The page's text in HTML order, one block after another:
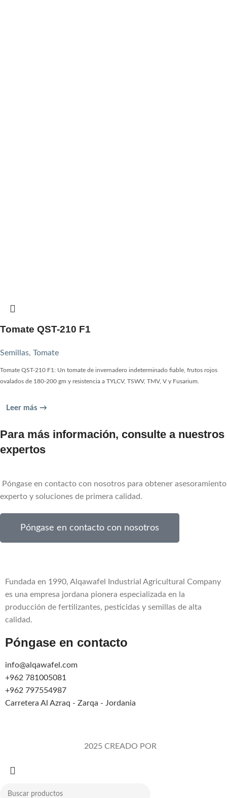
Tomate QST-210 F1
Semillas, Tomate
Tomate QST-210 F1: Un tomate de invernadero indeterminado fiable, frutos rojos
ovalados de 180-200 gm y resistencia a TYLCV, TSWV, TMV, V y Fusarium.
Leer más →
Para más información, consulte a nuestros
expertos
Póngase en contacto con nosotros para obtener asesoramiento
experto y soluciones de primera calidad.
Póngase en contacto con nosotros
Fundada en 1990, Alqawafel Industrial Agricultural Company
es una empresa jordana pionera especializada en la
producción de fertilizantes, pesticidas y semillas de alta
calidad.
Póngase en contacto
info@alqawafel.com
+962 781005081
+962 797554987
Carretera Al Azraq - Zarqa - Jordania
2025 CREADO POR